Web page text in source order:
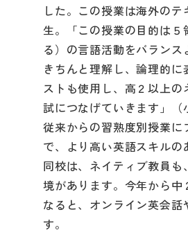
した。この授業は海外の
生。「この授業の目的は
る）の言語活動をバラン
きちんと理解し、論理的
ストも使用し、高２以上
試につなげていきます」（
従来からの習熟度別授業に
で、より高い英語スキルの
同校は、ネイティブ教員
境があります。今年から
なると、オンライン英会
す。